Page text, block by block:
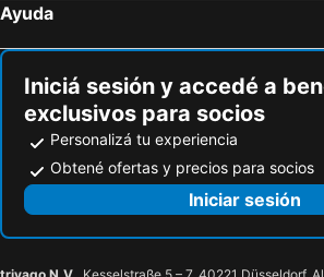
Ayuda
Iniciá sesión y accedé a
exclusivos para socios
Personalizá tu experiencia
Obtené ofertas y precios para socios
Iniciar sesión